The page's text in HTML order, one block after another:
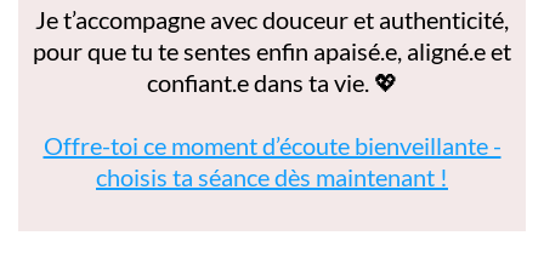
Je t’accompagne avec douceur et authenticité,
pour que tu te sentes enfin apaisé.e, aligné.e et
confiant.e dans ta vie. 💖
Offre-toi ce moment d’écoute bienveillante -
choisis ta séance dès maintenant !